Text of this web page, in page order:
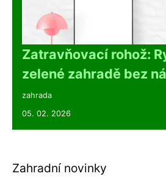
Zatravňovací rohož:
zelené zahradě bez
zahrada
05. 02. 2026
Zahradní novinky